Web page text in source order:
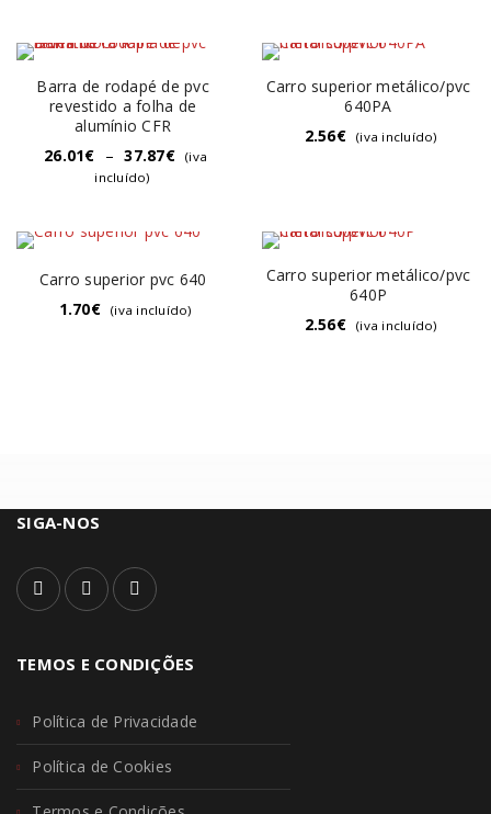
Barra de rodapé de pvc
revestido a folha de
alumínio CFR
26.01€ – 37.87€
(iva
incluído)
Carro superior metálico/pvc
640PA
2.56€ (iva incluído)
Carro superior pvc 640
1.70€ (iva incluído)
Carro superior metálico/pvc
640P
2.56€ (iva incluído)
SIGA-NOS
TEMOS E CONDIÇÕES
Política de Privacidade
Política de Cookies